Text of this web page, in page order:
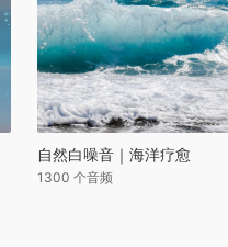
自然白噪音｜海洋疗愈
1300 个音频